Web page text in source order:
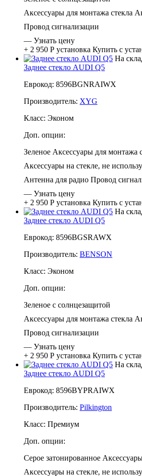
Аксессуары для монтажа стекла
Провод сигнализации
— Узнать цену
+ 2 950 Р установка Купить с
На
Заднее стекло AUDI Q5
Еврокод: 8596BGNRAIWX
Производитель: XYG
Класс: Эконом
Доп. опции:
Зеленое Аксессуары для монтажа
Аксессуары на стекле, не
Антенна для радио Провод
— Узнать цену
+ 2 950 Р установка Купить с
На
Заднее стекло AUDI Q5
Еврокод: 8596BGSRAWX
Производитель: BENSON
Класс: Эконом
Доп. опции:
Зеленое с солнцезащитой
Аксессуары для монтажа стекла
Провод сигнализации
— Узнать цену
+ 2 950 Р установка Купить с
На
Заднее стекло AUDI Q5
Еврокод: 8596BYPRAIWX
Производитель: Pilkington
Класс: Премиум
Доп. опции:
Серое затонированное
Аксессуары на стекле, не